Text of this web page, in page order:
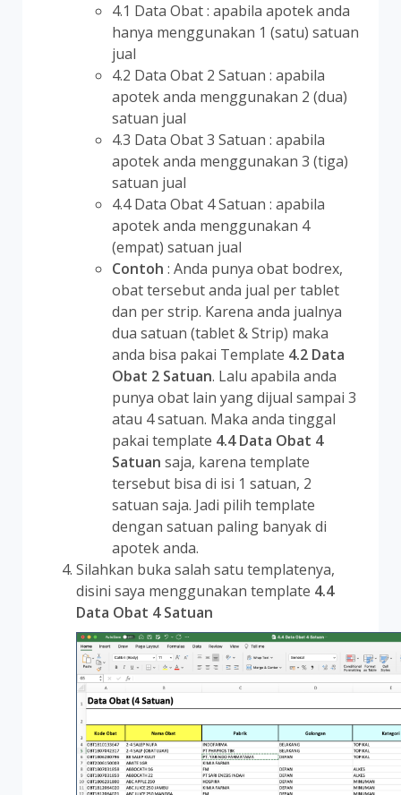
4.1 Data Obat : apabila apotek anda
hanya menggunakan 1 (satu) satuan
jual
4.2 Data Obat 2 Satuan : apabila
apotek anda menggunakan 2 (dua)
satuan jual
4.3 Data Obat 3 Satuan : apabila
apotek anda menggunakan 3 (tiga)
satuan jual
4.4 Data Obat 4 Satuan : apabila
apotek anda menggunakan 4
(empat) satuan jual
Contoh : Anda punya obat bodrex,
obat tersebut anda jual per tablet
dan per strip. Karena anda jualnya
dua satuan (tablet & Strip) maka
anda bisa pakai Template 4.2 Data
Obat 2 Satuan. Lalu apabila anda
punya obat lain yang dijual sampai 3
atau 4 satuan. Maka anda tinggal
pakai template 4.4 Data Obat 4
Satuan saja, karena template
tersebut bisa di isi 1 satuan, 2
satuan saja. Jadi pilih template
dengan satuan paling banyak di
apotek anda.
Silahkan buka salah satu templatenya,
disini saya menggunakan template 4.4
Data Obat 4 Satuan